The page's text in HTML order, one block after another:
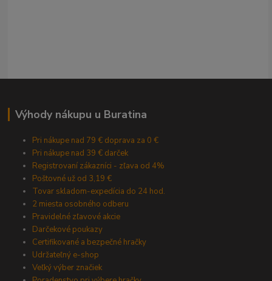
Výhody nákupu u Buratina
Pri nákupe nad 79 € doprava za 0 €
Pri nákupe nad 39 € darček
Registrovaní zákazníci - zľava od 4%
Poštovné už od 3,19 €
Tovar skladom-expedícia do 24 hod.
2 miesta osobného odberu
Pravidelné zľavové akcie
Darčekové poukazy
Certifikované a bezpečné hračky
Udržateľný e-shop
Veľký výber značiek